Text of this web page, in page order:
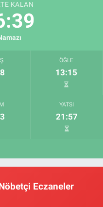
KALAN
ÖĞLE
13:15
YATSI
21:57
Eczaneler